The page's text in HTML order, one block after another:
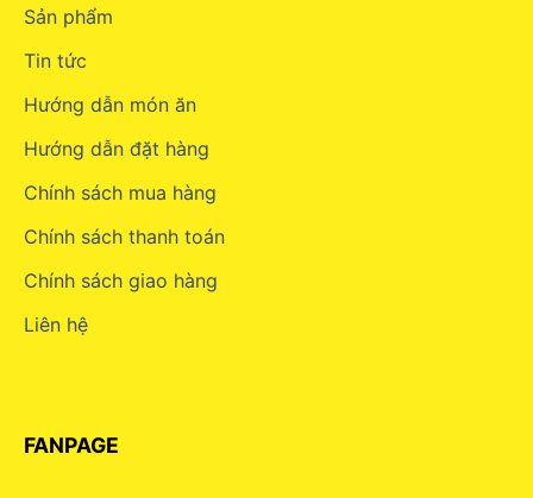
Sản phẩm
Tin tức
Hướng dẫn món ăn
Hướng dẫn đặt hàng
Chính sách mua hàng
Chính sách thanh toán
Chính sách giao hàng
Liên hệ
FANPAGE